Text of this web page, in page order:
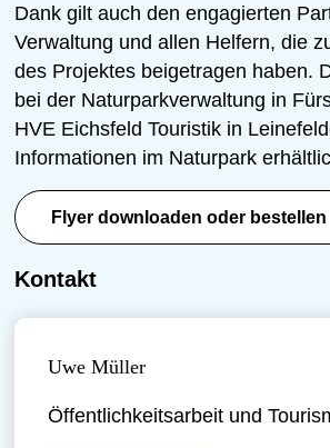
Dank gilt auch den engagierten
Verwaltung und allen Helfern, die
des Projektes beigetragen haben.
bei der Naturparkverwaltung in
HVE Eichsfeld Touristik in
Informationen im Naturpark
Flyer downloaden oder bestellen
Kontakt
Uwe Müller
Öffentlichkeitsarbeit und